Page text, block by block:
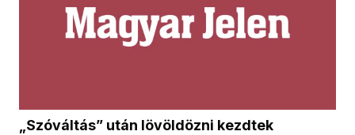
„Szóváltás” után lövöldözni kezdtek